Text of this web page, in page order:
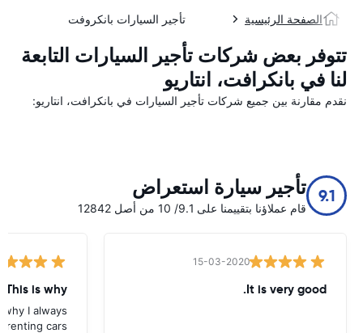
الصفحة الرئيسية تأجير السيارات بانكروفت
تتوفر بعض شركات تأجير السيارات التابعة
لنا في بانکرافت، انتاریو
نقدم مقارنة بين جميع شركات تأجير السيارات في بانکرافت، انتاریو:
9.1 تأجير سيارة استعراض
قام عملاؤنا بتقييمنا على 9.1/ 10 من أصل 12842
15-03-2020
It is very good.
This is why
I always
cars.